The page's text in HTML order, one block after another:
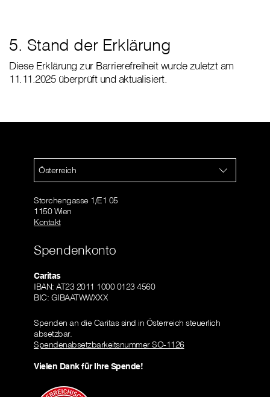
5. Stand der Erklärung
Diese Erklärung zur Barrierefreiheit wurde zuletzt am
11.11.2025 überprüft und aktualisiert.
Österreich
Storchengasse 1/E1 05
1150 Wien
Kontakt
Spendenkonto
Caritas
IBAN: AT23 2011 1000 0123 4560
BIC: GIBAATWWXXX
Spenden an die Caritas sind in Österreich steuerlich
absetzbar.
Spendenabsetzbarkeitsnummer SO-1126
Vielen Dank für Ihre Spende!